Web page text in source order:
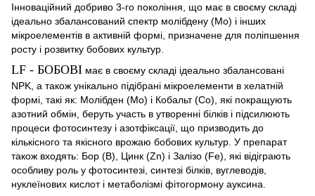
Інноваційний добриво 3-го покоління, що має в своєму складі
ідеально збалансований спектр молібдену (Mo) і інших
мікроелементів в активній формі, призначене для поліпшення
росту і розвитку бобових культур.
LF - БОБОВІ має в своєму складі ідеально збалансовані
NPK, а також унікально підібрані мікроелементи в хелатній
формі, такі як: Молібден (Mo) і Кобальт (Co), які покращують
азотний обмін, беруть участь в утворенні білків і підсилюють
процеси фотосинтезу і азотфіксації, що призводить до
кількісного та якісного врожаю бобових культур. У препарат
також входять: Бор (B), Цинк (Zn) і Залізо (Fe), які відіграють
особливу роль у фотосинтезі, синтезі білків, вуглеводів,
нуклеїнових кислот і метаболізмі фітогормону ауксина.